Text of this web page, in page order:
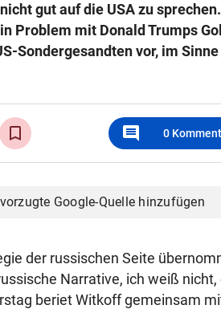
gut auf die USA zu sprechen.
Problem mit Donald Trumps
Sondergesandten vor, im Sinne
comment 0
Google-Quelle hinzufügen
der russischen Seite
Narrative, ich weiß nicht,
beriet Witkoff gemeinsam